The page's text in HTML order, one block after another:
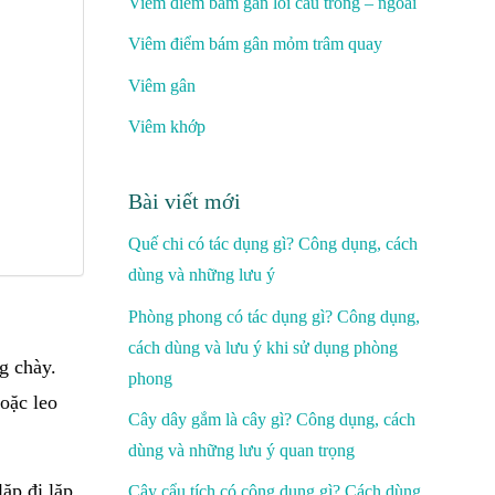
chày.
leo
đi lặp
Viêm điểm bám gân mỏm trâm quay
Viêm gân
Viêm khớp
Bài viết mới
Quế chi có tác dụng gì? Công dụng, cách
dùng và những lưu ý
Phòng phong có tác dụng gì? Công dụng,
cách dùng và lưu ý khi sử dụng phòng
phong
Cây dây gắm là cây gì? Công dụng, cách
dùng và những lưu ý quan trọng